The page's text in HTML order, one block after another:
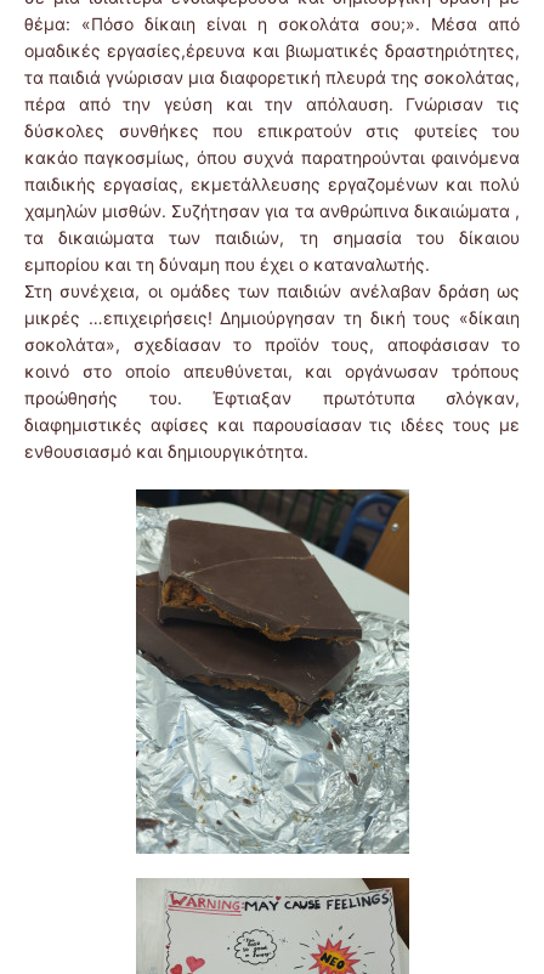
θέμα: «Πόσο δίκαιη είναι η σοκολάτα σου;». Μέσα από
ομαδικές εργασίες,έρευνα και βιωματικές δραστηριότητες,
τα παιδιά γνώρισαν μια διαφορετική πλευρά της σοκολάτας,
πέρα από την γεύση και την απόλαυση. Γνώρισαν τις
δύσκολες συνθήκες που επικρατούν στις φυτείες του
κακάο παγκοσμίως, όπου συχνά παρατηρούνται φαινόμενα
παιδικής εργασίας, εκμετάλλευσης εργαζομένων και πολύ
χαμηλών μισθών. Συζήτησαν για τα ανθρώπινα δικαιώματα ,
τα δικαιώματα των παιδιών, τη σημασία του δίκαιου
εμπορίου και τη δύναμη που έχει ο καταναλωτής.
Στη συνέχεια, οι ομάδες των παιδιών ανέλαβαν δράση ως
μικρές …επιχειρήσεις! Δημιούργησαν τη δική τους «δίκαιη
σοκολάτα», σχεδίασαν το προϊόν τους, αποφάσισαν το
κοινό στο οποίο απευθύνεται, και οργάνωσαν τρόπους
προώθησής του. Έφτιαξαν πρωτότυπα σλόγκαν,
διαφημιστικές αφίσες και παρουσίασαν τις ιδέες τους με
ενθουσιασμό και δημιουργικότητα.